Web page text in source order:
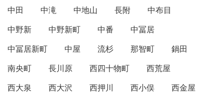
中田
中滝 中地山 長附
中布目
中野新
中野新町 中番
中冨居
中冨居新町
中屋 流杉 那智町
鍋田
南央町
長川原 西四十物町
西荒屋
西大泉
西大沢 西押川 西小俣
西金屋